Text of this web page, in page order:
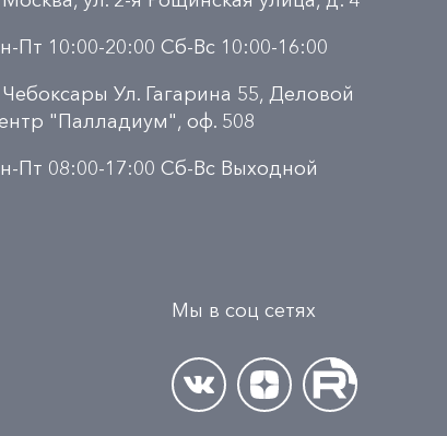
Пт 10:00-20:00 Сб-Вс 10:00-16:00
Чебоксары Ул. Гагарина 55, Деловой
"Палладиум", оф. 508
Пт 08:00-17:00 Сб-Вс Выходной
Мы в соц сетях